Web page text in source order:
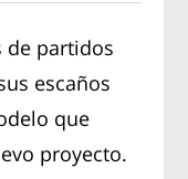
de partidos
escaños
que
proyecto.